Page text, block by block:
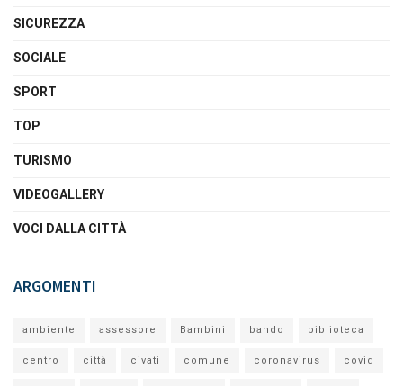
SICUREZZA
SOCIALE
SPORT
TOP
TURISMO
VIDEOGALLERY
VOCI DALLA CITTÀ
ARGOMENTI
ambiente assessore Bambini bando biblioteca
centro città civati comune coronavirus covid